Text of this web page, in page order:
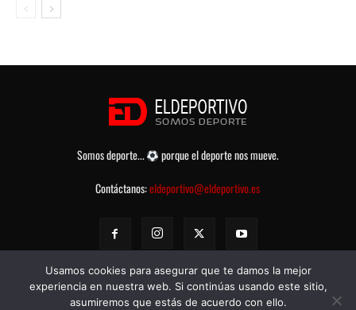
Somos deporte...
porque el deporte nos mueve.
Contáctanos:eldeportivo@eldeportivo.es
Usamos cookies para asegurar que te damos la mejor
experiencia en nuestra web. Si continúas usando este sitio,
asumiremos que estás de acuerdo con ello.